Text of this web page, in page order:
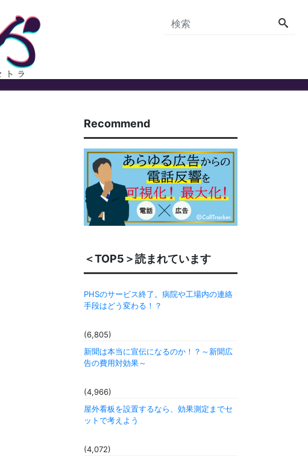
Recommend
＜TOP5＞読まれています
PHSのサービス終了。病院や工場内の連絡
手段はどう変わる！？
(6,805)
新聞は本当に宣伝になるのか！？～新聞広
告の費用対効果～
(4,966)
屋外看板を設置するなら、効果測定までセ
ットで考えよう
(4,072)